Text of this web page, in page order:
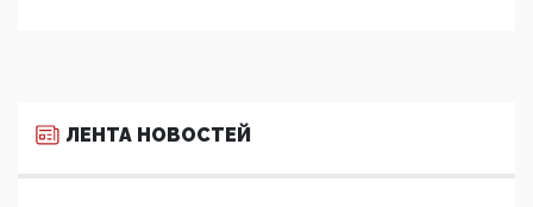
ЛЕНТА НОВОСТЕЙ